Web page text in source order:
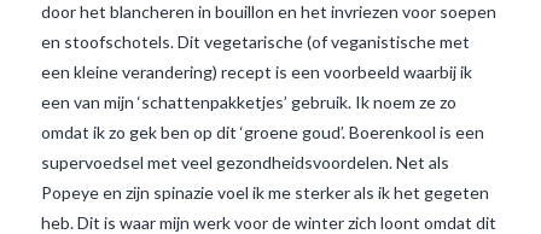
door het blancheren in bouillon en het invriezen voor soepen
en stoofschotels. Dit vegetarische (of veganistische met
een kleine verandering) recept is een voorbeeld waarbij ik
een van mijn ‘schattenpakketjes’ gebruik. Ik noem ze zo
omdat ik zo gek ben op dit ‘groene goud’. Boerenkool is een
supervoedsel met veel gezondheidsvoordelen. Net als
Popeye en zijn spinazie voel ik me sterker als ik het gegeten
heb. Dit is waar mijn werk voor de winter zich loont omdat dit